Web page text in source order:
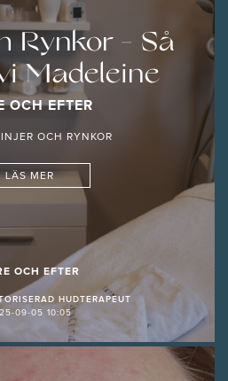
Rynkor - Så
Madeleine
OCH EFTER
OCH RYNKOR
LÄS MER
OCH EFTER
HUDTERAPEUT
09-05 10:05